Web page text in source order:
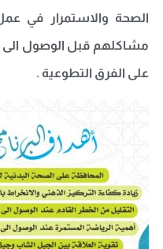
الصحة والاستمرار في
مشاكلهم قبل الوصول
على الفرق التطوعية .